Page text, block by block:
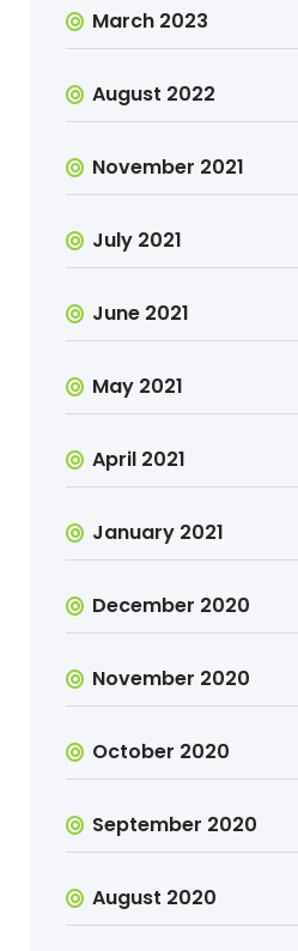
March 2023
August 2022
November 2021
July 2021
June 2021
May 2021
April 2021
January 2021
December 2020
November 2020
October 2020
September 2020
August 2020